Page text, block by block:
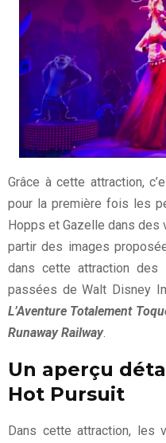
Grâce à cette attraction,
pour la première fois les
Hopps et Gazelle dans des
partir des images
dans cette attraction des
passées de Walt Disney
L’Aventure Totalement
Runaway Railway.
Un aperçu
Hot Pursuit
Dans cette attraction, les